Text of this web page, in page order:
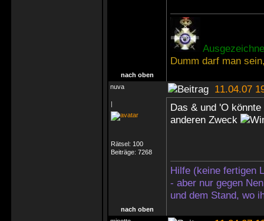
Dumm darf man
nach oben
nuva
11.04.07
|
Rätsel: 100
Beiträge: 7268
Das & und 'O
anderen Zweck
Hilfe (keine fertigen
- aber nur gegen
und dem Stand, wo
nach oben